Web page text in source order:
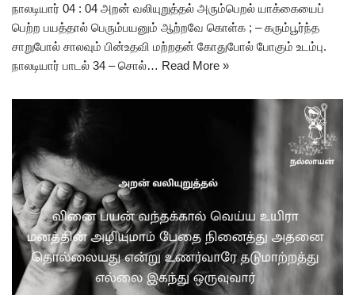
நாலடியார் 04 : 04 அறன் வலியுறுத்தல் அரும்பெறல் யாக்கையைப்
பெற்ற பயத்தால் பெரும்பயனும் ஆற்றவே கொள்க ; – கரும்பூர்ந்த
சாறுபோல் சாலவும் பின்உதவி மற்றதன் கோதுபோல் போகும் உடம்பு.
நாலடியார் பாடல் 34 – சொல்… Read More »